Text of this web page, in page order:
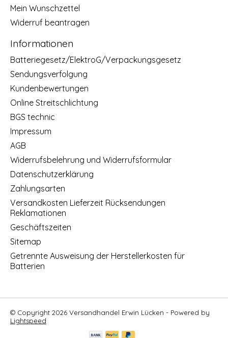
Mein Wunschzettel
Widerruf beantragen
Informationen
Batteriegesetz/ElektroG/Verpackungsgesetz
Sendungsverfolgung
Kundenbewertungen
Online Streitschlichtung
BGS technic
Impressum
AGB
Widerrufsbelehrung und Widerrufsformular
Datenschutzerklärung
Zahlungsarten
Versandkosten Lieferzeit Rücksendungen
Reklamationen
Geschäftszeiten
Sitemap
Getrennte Ausweisung der Herstellerkosten für
Batterien
© Copyright 2026 Versandhandel Erwin Lücken - Powered by
Lightspeed